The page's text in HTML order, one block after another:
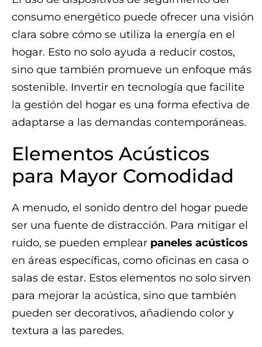
consumo energético puede ofrecer una visión
clara sobre cómo se utiliza la energía en el
hogar. Esto no solo ayuda a reducir costos,
sino que también promueve un enfoque más
sostenible. Invertir en tecnología que facilite
la gestión del hogar es una forma efectiva de
adaptarse a las demandas contemporáneas.
Elementos Acústicos
para Mayor Comodidad
A menudo, el sonido dentro del hogar puede
ser una fuente de distracción. Para mitigar el
ruido, se pueden emplear paneles acústicos
en áreas específicas, como oficinas en casa o
salas de estar. Estos elementos no solo sirven
para mejorar la acústica, sino que también
pueden ser decorativos, añadiendo color y
textura a las paredes.